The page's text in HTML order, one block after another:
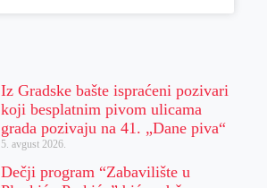
Iz Gradske bašte ispraćeni pozivari
koji besplatnim pivom ulicama
grada pozivaju na 41. „Dane piva“
5. avgust 2026.
Dečji program “Zabavilište u